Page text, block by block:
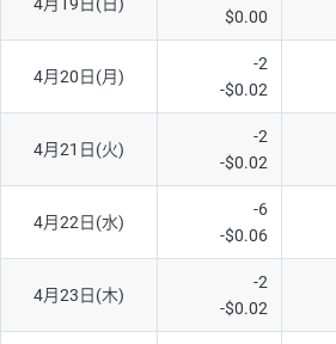
$0.00
4月20日(月)
-2
-$0.02
4月21日(火)
-2
-$0.02
4月22日(水)
-6
-$0.06
4月23日(木)
-2
-$0.02